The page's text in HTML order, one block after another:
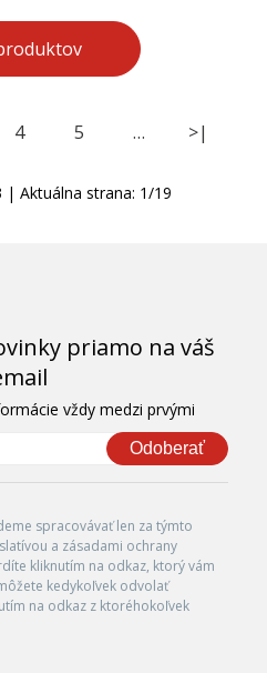
4 5 … >|
| Aktuálna strana: 1/19
priamo na váš
vždy medzi prvými
Odoberať
spracovávať len za týmto
a zásadami ochrany
kliknutím na odkaz, ktorý vám
kedykoľvek odvolať
na odkaz z ktoréhokoľvek